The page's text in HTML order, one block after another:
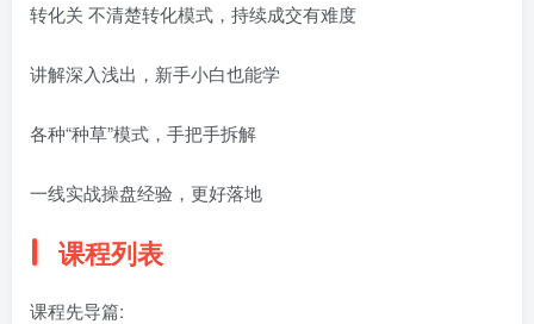
转化关 不清楚转化模式，持续成交有难度
讲解深入浅出，新手小白也能学
各种“种草”模式，手把手拆解
一线实战操盘经验，更好落地
课程列表
课程先导篇: